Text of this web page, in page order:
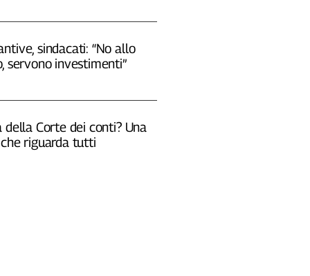
sindacati: “No allo
servono investimenti”
Corte dei conti? Una
riguarda tutti